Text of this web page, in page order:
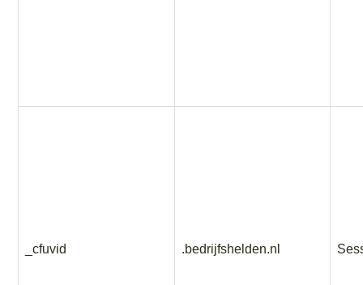
_cfuvid .bedrijfshelden.nl